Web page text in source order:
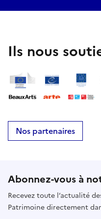
Ils nous
Nos partenaires
Abonnez-vous à
Recevez toute l’actualité
Patrimoine directement